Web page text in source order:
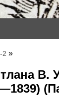
2 »
В.